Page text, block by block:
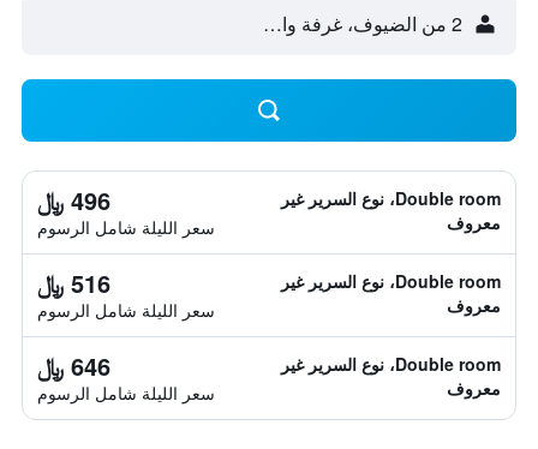
2 من الضيوف، غرفة واحدة
Double room، نوع السرير غير
معروف
496 ﷼
سعر الليلة شامل الرسوم
Double room، نوع السرير غير
معروف
516 ﷼
سعر الليلة شامل الرسوم
Double room، نوع السرير غير
معروف
646 ﷼
سعر الليلة شامل الرسوم